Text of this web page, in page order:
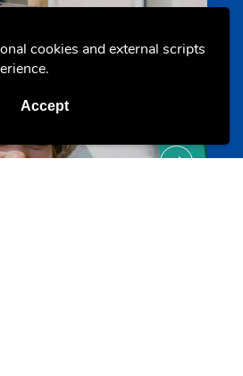
cookies and external scripts
Accept